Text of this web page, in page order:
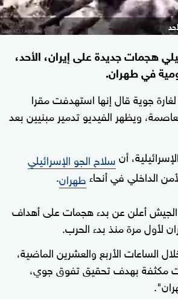
هجمات جديدة على إيران، الأحد،
في طهران.
جوية قال إنها استهدفت مقرا
ويظهر الفيديو تدمير مبنيين بعد
سلاح الجو الإسرائيلي
الداخلي في أنحاء طهران.
أعلن عن بدء هجمات على أهداف
لأول مرة منذ بدء الحرب.
الساعات الأربع والعشرين الماضية،
مكثفة بهدف تحقيق تفوق جوي،